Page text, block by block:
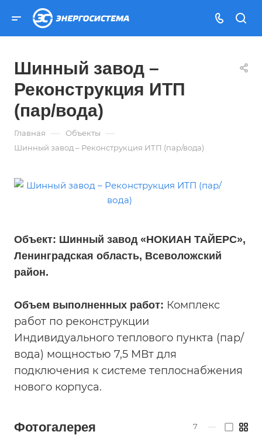
Шинный завод –
Реконструкция ИТП
(пар/вода)
Главная — Объекты —
Шинный завод – Реконструкция ИТП (пар/вода)
Объект: Шинный завод «НОКИАН ТАЙЕРС»,
Ленинградская область, Всеволожский
район.
Объем выполненных работ: Комплекс
работ по реконструкции
Индивидуального теплового пункта (пар/
вода) мощностью 7,5 МВт для
подключения к системе теплоснабжения
нового корпуса.
Фотогалерея 7 —